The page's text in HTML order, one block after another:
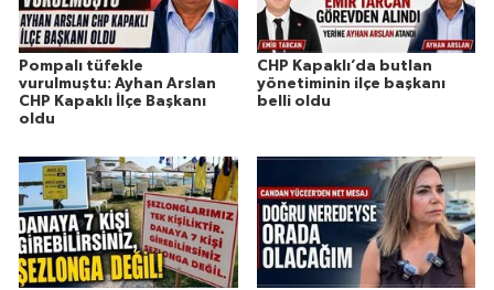
Pompalı tüfekle
vurulmuştu: Ayhan Arslan
CHP Kapaklı İlçe Başkanı
oldu
CHP Kapaklı’da butlan
yönetiminin ilçe başkanı
belli oldu